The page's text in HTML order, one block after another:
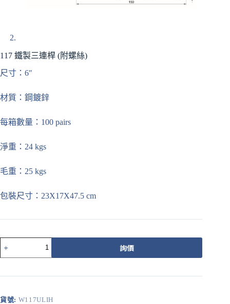
117 鐵製三連桿 (附螺絲)
尺寸：6″
材質：鋼鍍鋅
每箱數量：100 pairs
淨重：24 kgs
毛重：25 kgs
包裝尺寸： 23X17X47.5 cm
鐵
桿
詢價
貨號: W117ULIH